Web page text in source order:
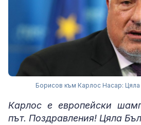
Борисов към Карлос Насар:
Карлос е европейски
път. Поздравления! Цяла